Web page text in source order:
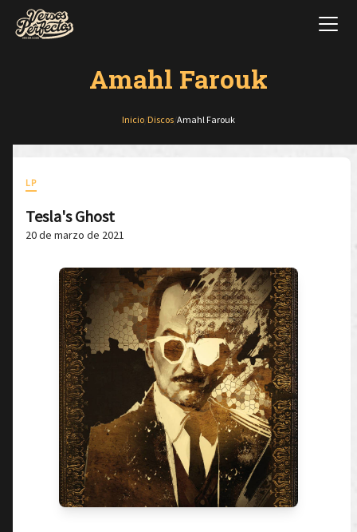
Amahl Farouk
Inicio Discos Amahl Farouk
LP
Tesla's Ghost
20 de marzo de 2021